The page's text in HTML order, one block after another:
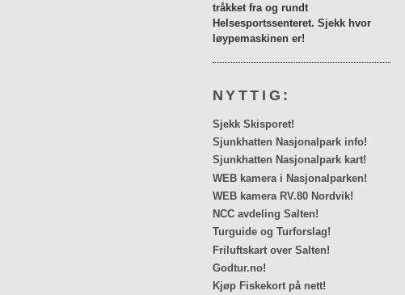
tråkket fra og rundt
Helsesportssenteret. Sjekk hvor
løypemaskinen er!
NYTTIG:
Sjekk Skisporet!
Sjunkhatten Nasjonalpark info!
Sjunkhatten Nasjonalpark kart!
WEB kamera i Nasjonalparken!
WEB kamera RV.80 Nordvik!
NCC avdeling Salten!
Turguide og Turforslag!
Friluftskart over Salten!
Godtur.no!
Kjøp Fiskekort på nett!